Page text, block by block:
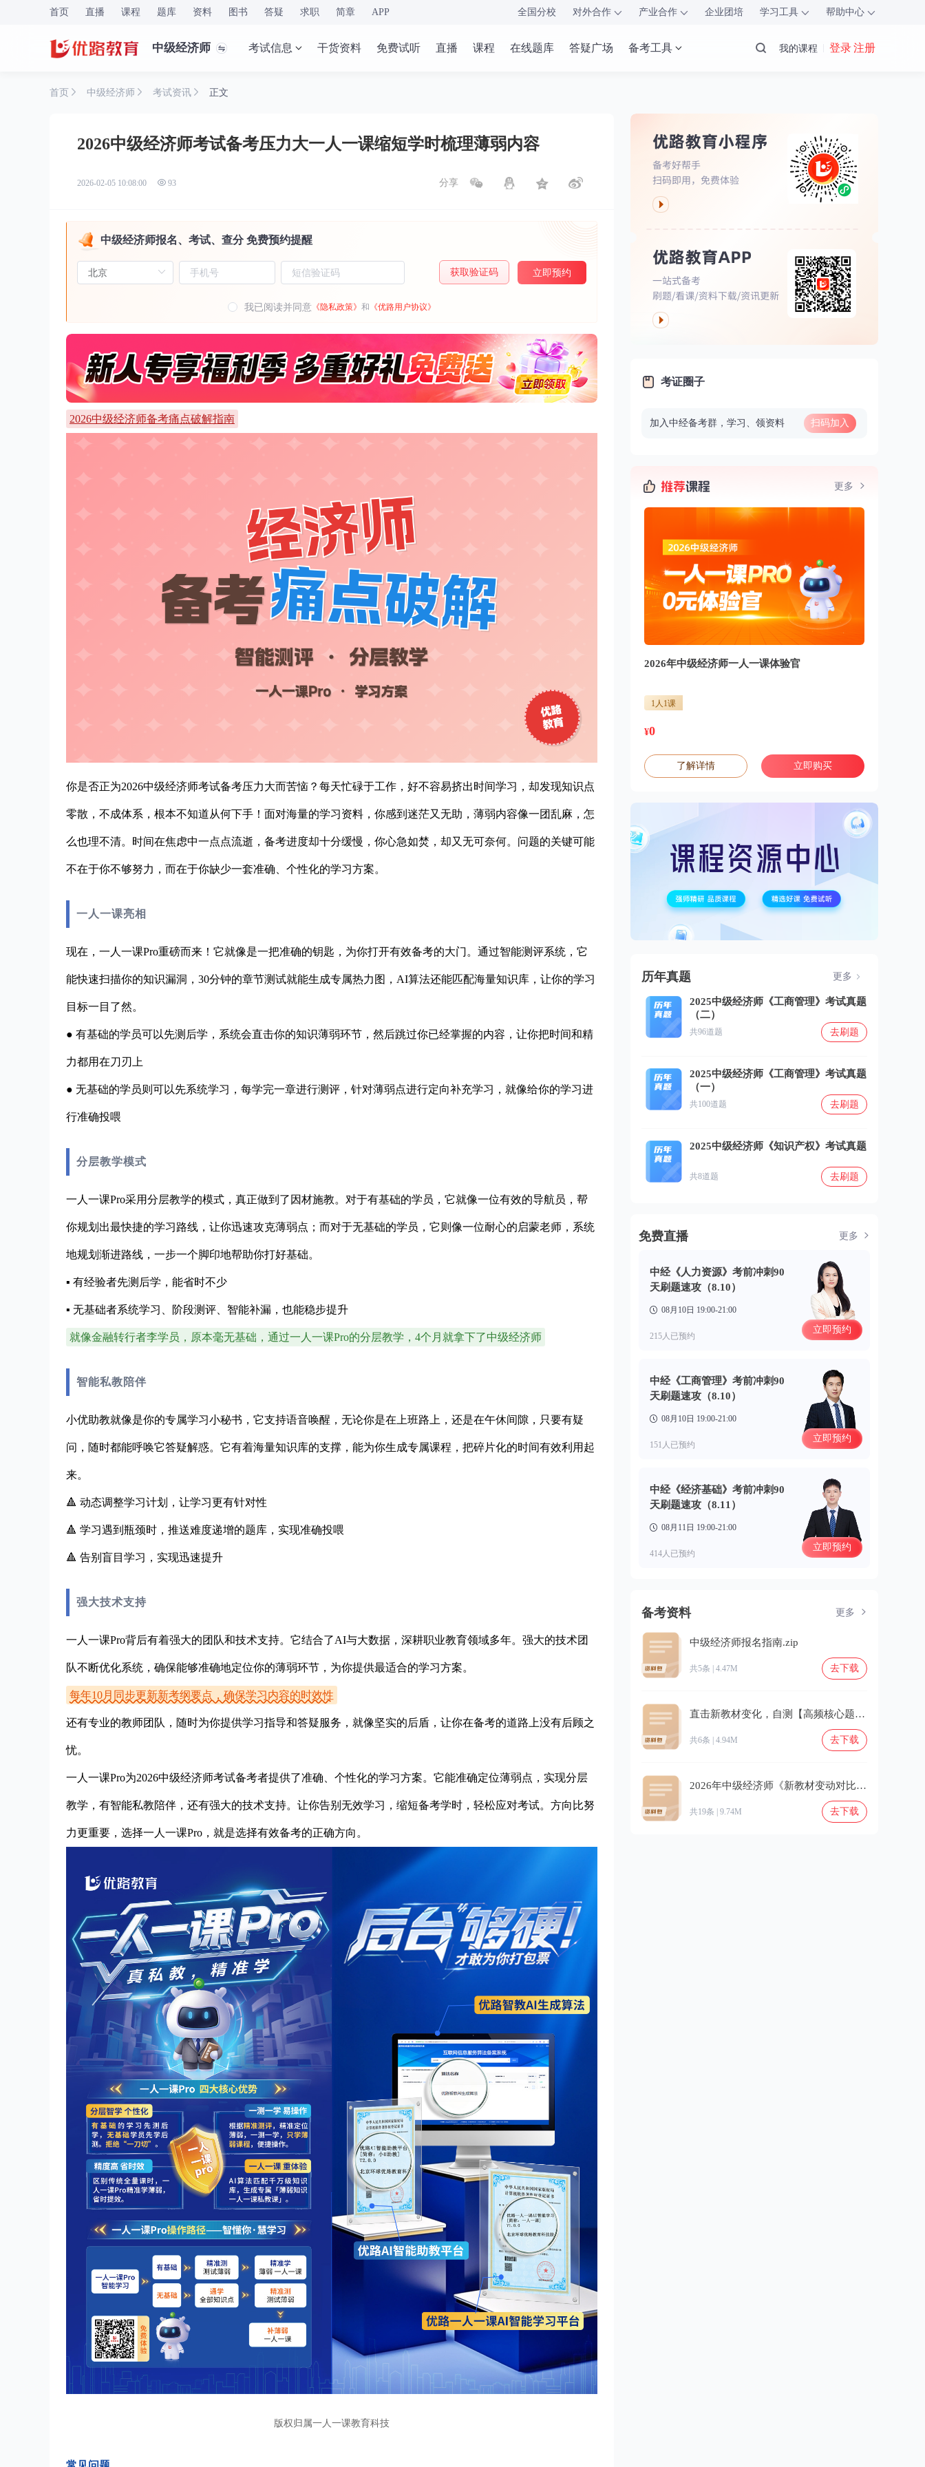
首页 直播 课程 题库 资料 图书 答疑 求职 简章 APP 全国分校 对外合作 产业合作 企业团培 学习工具 帮助中心
中级经济师 考试信息 干货资料 免费试听 直播 课程 在线题库 答疑广场 备考工具 我的课程 登录 注册
首页 中级经济师 考试资讯 正文
2026中级经济师考试备考压力大一人一课缩短学时梳理薄弱内容
2026-02-05 10:08:00 93 分享
中级经济师报名、考试、查分 免费预约提醒
获取验证码 立即预约
我已阅读并同意 《隐私政策》 和 《优路用户协议》
2026中级经济师备考痛点破解指南
你是否正为2026中级经济师考试备考压力大而苦恼？每天忙碌于工作，好不容易挤出时间学习，却发现知识点
零散，不成体系，根本不知道从何下手！面对海量的学习资料，你感到迷茫又无助，薄弱内容像一团乱麻，怎
么也理不清。时间在焦虑中一点点流逝，备考进度却十分缓慢，你心急如焚，却又无可奈何。问题的关键可能
不在于你不够努力，而在于你缺少一套准确、个性化的学习方案。
一人一课亮相
现在，一人一课Pro重磅而来！它就像是一把准确的钥匙，为你打开有效备考的大门。通过智能测评系统，它
能快速扫描你的知识漏洞，30分钟的章节测试就能生成专属热力图，AI算法还能匹配海量知识库，让你的学习
目标一目了然。
● 有基础的学员可以先测后学，系统会直击你的知识薄弱环节，然后跳过你已经掌握的内容，让你把时间和精
力都用在刀刃上
● 无基础的学员则可以先系统学习，每学完一章进行测评，针对薄弱点进行定向补充学习，就像给你的学习进
行准确投喂
分层教学模式
一人一课Pro采用分层教学的模式，真正做到了因材施教。对于有基础的学员，它就像一位有效的导航员，帮
你规划出最快捷的学习路线，让你迅速攻克薄弱点；而对于无基础的学员，它则像一位耐心的启蒙老师，系统
地规划渐进路线，一步一个脚印地帮助你打好基础。
▪ 有经验者先测后学，能省时不少
▪ 无基础者系统学习、阶段测评、智能补漏，也能稳步提升
就像金融转行者李学员，原本毫无基础，通过一人一课Pro的分层教学，4个月就拿下了中级经济师
智能私教陪伴
小优助教就像是你的专属学习小秘书，它支持语音唤醒，无论你是在上班路上，还是在午休间隙，只要有疑
问，随时都能呼唤它答疑解惑。它有着海量知识库的支撑，能为你生成专属课程，把碎片化的时间有效利用起
来。
🔺 动态调整学习计划，让学习更有针对性
🔺 学习遇到瓶颈时，推送难度递增的题库，实现准确投喂
🔺 告别盲目学习，实现迅速提升
强大技术支持
一人一课Pro背后有着强大的团队和技术支持。它结合了AI与大数据，深耕职业教育领域多年。强大的技术团
队不断优化系统，确保能够准确地定位你的薄弱环节，为你提供最适合的学习方案。
每年10月同步更新新考纲要点，确保学习内容的时效性
还有专业的教师团队，随时为你提供学习指导和答疑服务，就像坚实的后盾，让你在备考的道路上没有后顾之
忧。
一人一课Pro为2026中级经济师考试备考者提供了准确、个性化的学习方案。它能准确定位薄弱点，实现分层
教学，有智能私教陪伴，还有强大的技术支持。让你告别无效学习，缩短备考学时，轻松应对考试。方向比努
力更重要，选择一人一课Pro，就是选择有效备考的正确方向。
版权归属一人一课教育科技
考证圈子
加入中经备考群，学习、领资料 扫码加入
更多
2026年中级经济师一人一课体验官
1人1课
¥0
了解详情 立即购买
历年真题 更多
2025中级经济师《工商管理》考试真题
（二）
共96道题 去刷题
2025中级经济师《工商管理》考试真题
（一）
共100道题 去刷题
2025中级经济师《知识产权》考试真题
共8道题 去刷题
免费直播 更多
中经《人力资源》考前冲刺90
天刷题速攻（8.10）
08月10日 19:00-21:00
215人已预约
立即预约
中经《工商管理》考前冲刺90
天刷题速攻（8.10）
08月10日 19:00-21:00
151人已预约
立即预约
中经《经济基础》考前冲刺90
天刷题速攻（8.11）
08月11日 19:00-21:00
414人已预约
立即预约
备考资料 更多
中级经济师报名指南.zip
共5条 | 4.47M 去下载
直击新教材变化，自测【高频核心题】及时补漏！.zip
共6条 | 4.94M 去下载
2026年中级经济师《新教材变动对比》.zip
共19条 | 9.74M 去下载